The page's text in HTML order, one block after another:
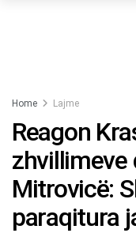
Home Lajme
Reagon
zhvillimeve
Mitrovicë:
paraqitura